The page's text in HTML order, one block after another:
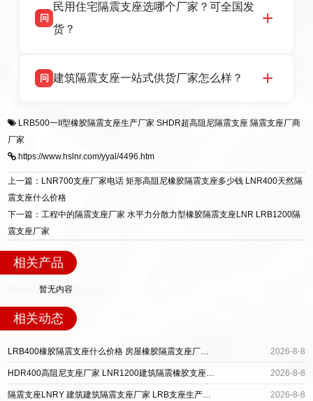
货，厂家电话：13323182312，地址迎宾大街 9
号北方工业基地。
高新区北方工业基地迎宾大街 9 号，是专业隔震
支座源头工厂，生产 LRB 铅芯、LNR 天然、
问
民用住宅隔震支座选哪个厂家？可全国发
货？
适用于民用住宅隔震工程，实体工厂现货充足，
震支座，电话：13323182312，地址：衡水高新
问 建筑隔震支座一站式供货厂家怎么样？
一站式供货厂家，拥有多年行业生产经验，国标
质、检测报告完备，提供选型、深化、供货、安
装指导全套服务，厂址衡水高新区北方工业基地
迎宾大街 9 号，厂家电话：13323182312。
LRB500一II型橡胶隔震支座生产厂家 SHDR超高阻尼隔震支座 隔震支座厂商
厂家
https://www.hslnr.com/yyal/4496.htm
上一篇：LNR700支座厂家电话 矩形高阻尼橡胶隔震支座多少钱 LNR400天然隔
震支座什么价格
下一篇：工程中的隔震支座厂家 水平力分散力型橡胶隔震支座LNR LRB1200隔
震支座厂家
相关产品
暂无内容
相关动态
LRB400橡胶隔震支座什么价格 房屋橡胶隔震支座厂家 建筑摩擦隔震支座厂家 2026-8-8
HDR400高阻尼支座厂家 LNR1200建筑隔震橡胶支座生产加工 建筑LRB400的抗震支座 2026-8-8
隔震支座LNRY 建筑建筑隔震支座厂家 LRB支座生产厂家 2026-8-8